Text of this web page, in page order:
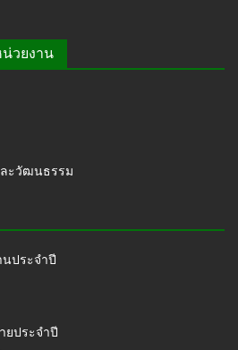
วยงาน
ละวัฒนธรรม
ประจำปี
ยประจำปี